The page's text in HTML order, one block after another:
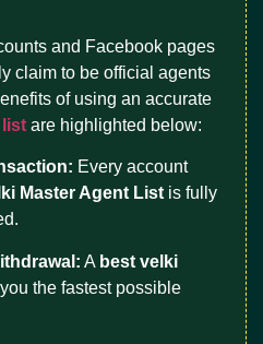
and Facebook pages
claim to be official agents
of using an accurate
list are highlighted below:
Every account
Master Agent List is fully
A best velki
the fastest possible